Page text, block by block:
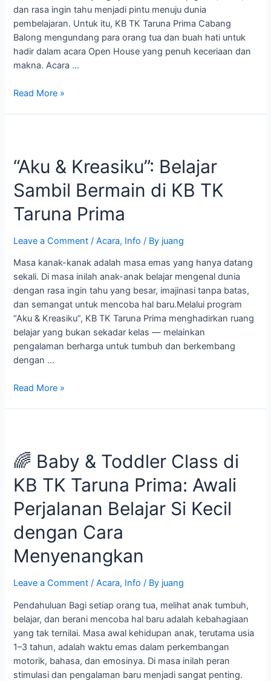
dan rasa ingin tahu menjadi pintu menuju dunia
pembelajaran. Untuk itu, KB TK Taruna Prima Cabang
Balong mengundang para orang tua dan buah hati untuk
hadir dalam acara Open House yang penuh keceriaan dan
makna. Acara …
Cinta
Read More »
“Aku & Kreasiku”: Belajar
Sambil Bermain di KB TK
Taruna Prima
Leave a Comment /Acara, Info / By juang
Masa kanak-kanak adalah masa emas yang hanya datang
sekali. Di masa inilah anak-anak belajar mengenal dunia
dengan rasa ingin tahu yang besar, imajinasi tanpa batas,
dan semangat untuk mencoba hal baru.Melalui program
“Aku & Kreasiku”, KB TK Taruna Prima menghadirkan ruang
belajar yang bukan sekadar kelas — melainkan
pengalaman berharga untuk tumbuh dan berkembang
dengan …
Kreasiku”:
Belajar
Sambil
TK
Taruna
Prima
Read More »
🌈 Baby & Toddler Class di
KB TK Taruna Prima: Awali
Perjalanan Belajar Si Kecil
dengan Cara
Menyenangkan
Leave a Comment /Acara, Info / By juang
Pendahuluan Bagi setiap orang tua, melihat anak tumbuh,
belajar, dan berani mencoba hal baru adalah kebahagiaan
yang tak ternilai. Masa awal kehidupan anak, terutama usia
1–3 tahun, adalah waktu emas dalam perkembangan
motorik, bahasa, dan emosinya. Di masa inilah peran
stimulasi dan pengalaman baru menjadi sangat penting.
&
Toddler
Class
KB
TK
Taruna
Prima:
Perjalanan
Si
Kecil
dengan
Cara
Menyenangkan